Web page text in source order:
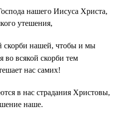
нашего Иисуса Христа,
утешения,
скорби нашей, чтобы и мы
во всякой скорби тем
нас самих!
в нас страдания Христовы,
наше.